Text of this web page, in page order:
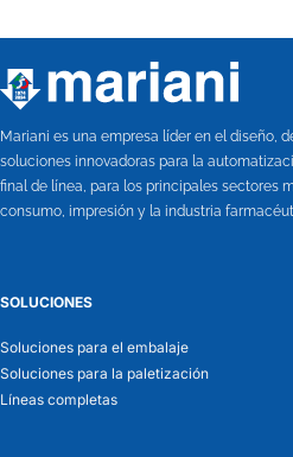
Mariani es una empresa líder en el diseño,
soluciones innovadoras para la
final de línea, para los principales sectores
consumo, impresión y la industria
SOLUCIONES
Soluciones para el embalaje
Soluciones para la paletización
Líneas completas